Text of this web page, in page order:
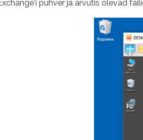
puhver ja arvutis olevad